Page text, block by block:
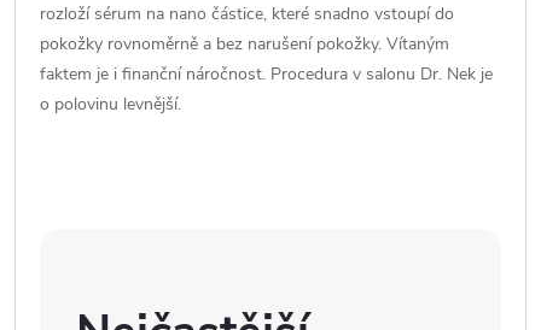
rozloží sérum na nano částice, které snadno vstoupí do
pokožky rovnoměrně a bez narušení pokožky. Vítaným
faktem je i finanční náročnost. Procedura v salonu Dr. Nek je
o polovinu levnější.